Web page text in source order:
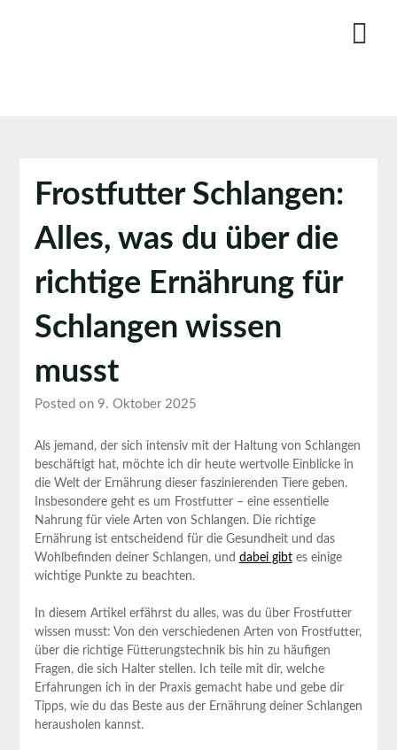
Frostfutter Schlangen:
Alles, was du über die
richtige Ernährung für
Schlangen wissen
musst
Posted on 9. Oktober 2025
Als jemand, der sich intensiv mit der Haltung von Schlangen
‌beschäftigt hat, möchte ⁢ich ⁣dir heute wertvolle Einblicke in
die Welt ‌der Ernährung ​dieser faszinierenden Tiere geben.
Insbesondere geht es um‌ Frostfutter‌ – eine essentielle
Nahrung ⁤für viele Arten von Schlangen. Die richtige
Ernährung ist entscheidend ‍für die Gesundheit und das
Wohlbefinden deiner ‌Schlangen, und dabei gibt‍es⁤ einige
wichtige ⁤Punkte zu beachten.
In​ diesem Artikel erfährst du alles, ⁣was du über⁤ Frostfutter
wissen​ musst: Von den⁤ verschiedenen Arten von Frostfutter,
‌über ⁤die ⁤richtige Fütterungstechnik bis hin zu häufigen
Fragen, ⁢die​ sich ⁣Halter⁣ stellen. Ich teile mit​ dir, welche
Erfahrungen ich in der Praxis gemacht⁣ habe und gebe ‌dir
Tipps,‍ wie du das Beste aus der Ernährung deiner ⁢Schlangen
herausholen‌ kannst. ‌